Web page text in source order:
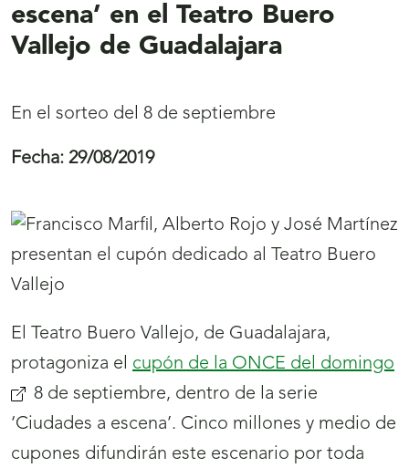
escena’ en el Teatro Buero
Vallejo de Guadalajara
En el sorteo del 8 de septiembre
Fecha: 29/08/2019
El Teatro Buero Vallejo, de Guadalajara,
protagoniza el cupón de la ONCE del domingo
8 de septiembre, dentro de la serie
‘Ciudades a escena’. Cinco millones y medio de
cupones difundirán este escenario por toda